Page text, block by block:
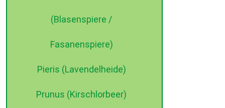
(Blasenspiere /
Fasanenspiere)
Pieris (Lavendelheide)
Prunus (Kirschlorbeer)